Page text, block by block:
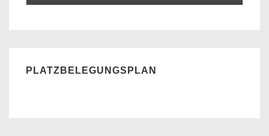
PLATZBELEGUNGSPLAN